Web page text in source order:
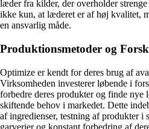
læder fra kilder, der overholder
ikke kun, at læderet er af høj kvalitet,
en ansvarlig måde.
Produktionsmetoder og
Optimize er kendt for deres brug af
Virksomheden investerer løbende i
forbedre deres produkter og finde nye
skiftende behov i markedet. Dette
af ingredienser, testning af produkter i
garverier og konstant forbedring af